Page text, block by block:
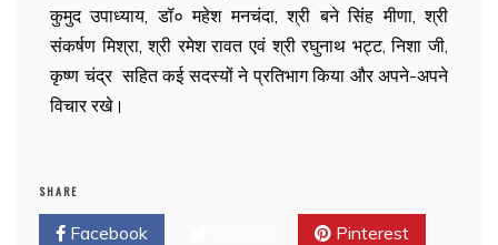
कुमुद उपाध्याय, डॉ० महेश मनचंदा, श्री बने सिंह मीणा, श्री
संकर्षण मिश्रा, श्री रमेश रावत एवं श्री रघुनाथ भट्ट, निशा जी,
कृष्ण चंद्र सहित कई सदस्यों ने प्रतिभाग किया और अपने-अपने
विचार रखे।
SHARE
Facebook Pinterest